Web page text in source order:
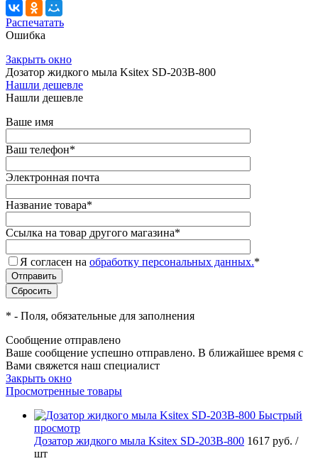
Распечатать
Ошибка
Закрыть окно
Дозатор жидкого мыла Ksitex SD-203B-800
Нашли дешевле
Нашли дешевле
Ваше имя
Ваш телефон*
Электронная почта
Название товара*
Ссылка на товар другого магазина*
Я согласен на обработку персональных данных.*
* - Поля, обязательные для заполнения
Сообщение отправлено
Ваше сообщение успешно отправлено. В ближайшее время с
Вами свяжется наш специалист
Закрыть окно
Просмотренные товары
Быстрый
просмотр
Дозатор жидкого мыла Ksitex SD-203B-800 1617 руб. /
шт